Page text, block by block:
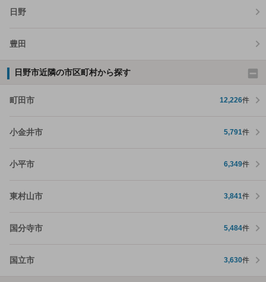
日野
豊田
日野市近隣の市区町村から探す
町田市 12,226件
小金井市 5,791件
小平市 6,349件
東村山市 3,841件
国分寺市 5,484件
国立市 3,630件